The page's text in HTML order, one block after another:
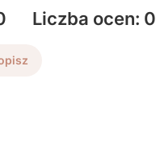
Liczba ocen: 0